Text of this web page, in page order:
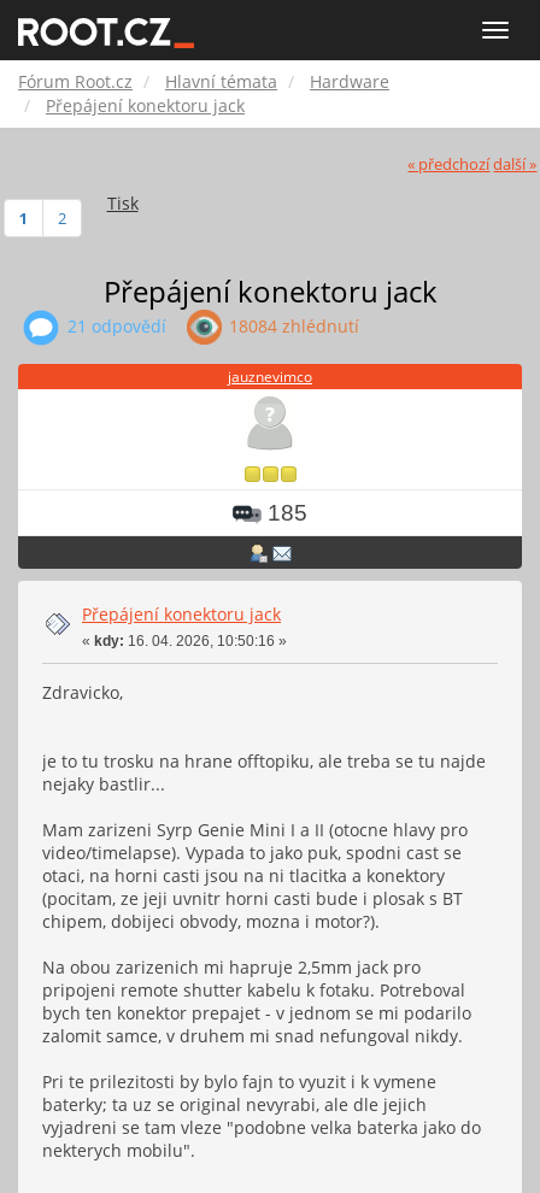
Toggle
Root.cz
Fórum Root.cz Hlavní témata
Hardware
Přepájení konektoru jack
« předchozídalší »
Tisk
1 2
Přepájení konektoru jack
21 odpovědí 18084 zhlédnutí
jauznevimco
185
Přepájení konektoru jack
« kdy: 16. 04. 2026, 10:50:16 »
Zdravicko,
je to tu trosku na hrane offtopiku, ale treba se tu najde
nejaky bastlir...
Mam zarizeni Syrp Genie Mini I a II (otocne hlavy pro
video/timelapse). Vypada to jako puk, spodni cast se
otaci, na horni casti jsou na ni tlacitka a konektory
(pocitam, ze jeji uvnitr horni casti bude i plosak s BT
chipem, dobijeci obvody, mozna i motor?).
Na obou zarizenich mi hapruje 2,5mm jack pro
pripojeni remote shutter kabelu k fotaku. Potreboval
bych ten konektor prepajet - v jednom se mi podarilo
zalomit samce, v druhem mi snad nefungoval nikdy.
Pri te prilezitosti by bylo fajn to vyuzit i k vymene
baterky; ta uz se original nevyrabi, ale dle jejich
vyjadreni se tam vleze "podobne velka baterka jako do
nekterych mobilu".